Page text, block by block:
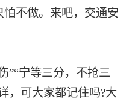
不做。来吧，交通安
”“宁等三分，不抢三
，可大家都记住吗?大